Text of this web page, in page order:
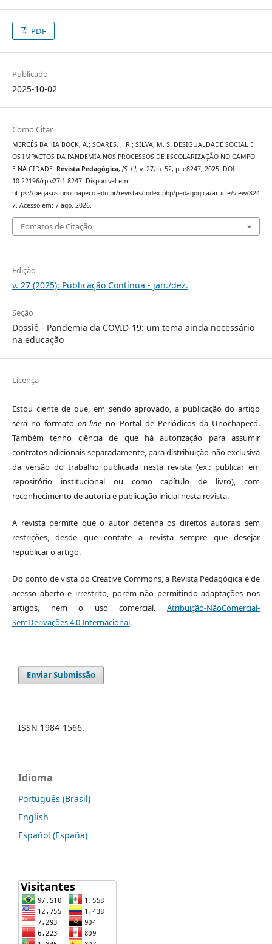
PDF
Publicado
2025-10-02
Como Citar
MERCÊS BAHIA BOCK, A.; SOARES, J. R.; SILVA, M. S. DESIGUALDADE SOCIAL E
OS IMPACTOS DA PANDEMIA NOS PROCESSOS DE ESCOLARIZAÇÃO NO CAMPO
E NA CIDADE. Revista Pedagógica, [S. l.], v. 27, n. 52, p. e8247, 2025. DOI:
10.22196/rp.v27i1.8247. Disponível em:
https://pegasus.unochapeco.edu.br/revistas/index.php/pedagogica/article/view/824
7. Acesso em: 7 ago. 2026.
Fomatos de Citação
Edição
v. 27 (2025): Publicação Contínua - jan./dez.
Seção
Dossiê - Pandemia da COVID-19: um tema ainda necessário
na educação
Licença
Estou ciente de que, em sendo aprovado, a publicação do artigo
será no formatoon-line no Portal de Periódicos da Unochapecó.
Também tenho ciência de que há autorização para assumir
contratos adicionais separadamente, para distribuição não exclusiva
da versão do trabalho publicada nesta revista (ex.: publicar em
repositório institucional ou como capítulo de livro), com
reconhecimento de autoria e publicação inicial nesta revista.
A revista permite que o autor detenha os direitos autorais sem
restrições, desde que contate a revista sempre que desejar
republicar o artigo.
Do ponto de vista do Creative Commons, a Revista Pedagógica é de
acesso aberto e irrestrito, porém não permitindo adaptações nos
artigos, nem o uso comercial.Atribuição-NãoComercial-
SemDerivações 4.0 Internacional.
Enviar Submissão
ISSN 1984-1566.
Idioma
Português (Brasil)
English
Español (España)